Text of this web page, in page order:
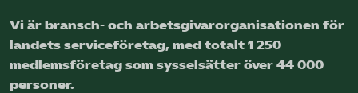
Press
Vi är bransch- och arbetsgivar­organisationen för
landets service­företag, med totalt 1 250
medlems­företag som sysselsätter över 44 000
personer.